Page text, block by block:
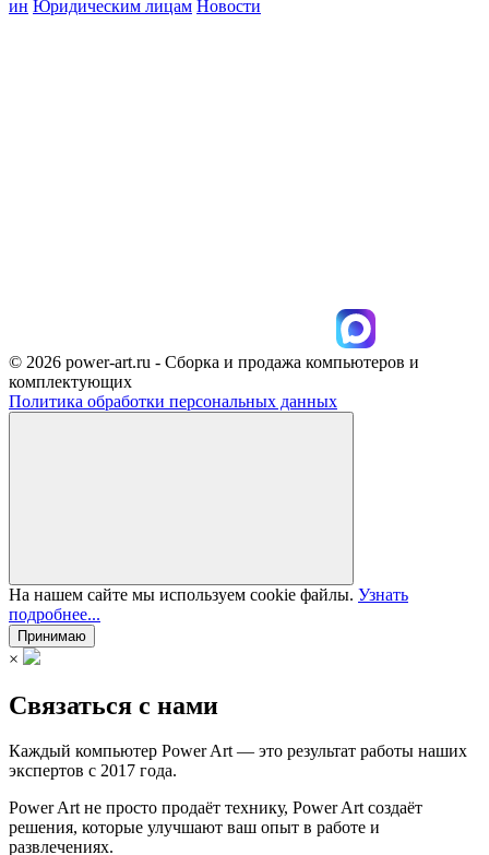
ин Юридическим лицам Новости
© 2026 power-art.ru - Сборка и продажа компьютеров и
комплектующих
Политика обработки персональных данных
На нашем сайте мы используем cookie файлы. Узнать
подробнее...
Принимаю
×
Связаться с нами
Каждый компьютер Power Art — это результат работы наших
экспертов с 2017 года.
Power Art не просто продаёт технику, Power Art создаёт
решения, которые улучшают ваш опыт в работе и
развлечениях.